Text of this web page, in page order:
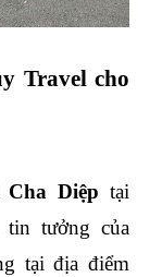
Travel cho
Diệp tại
tin tưởng của
tại địa điểm